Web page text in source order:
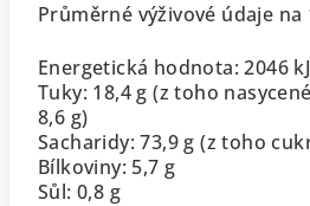
Průměrné výživové údaje na
Energetická hodnota: 2046
Tuky: 18,4 g (z toho
8,6 g)
Sacharidy: 73,9 g (z toho
Bílkoviny: 5,7 g
Sůl: 0,8 g